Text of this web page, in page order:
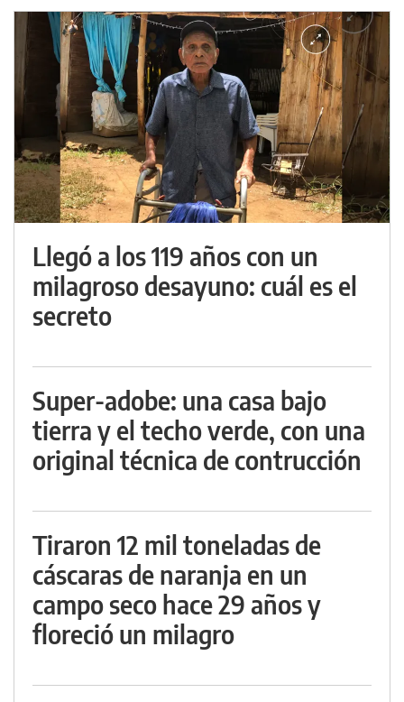
Llegó a los 119 años con un
milagroso desayuno: cuál es el
secreto
Super-adobe: una casa bajo
tierra y el techo verde, con una
original técnica de contrucción
Tiraron 12 mil toneladas de
cáscaras de naranja en un
campo seco hace 29 años y
floreció un milagro